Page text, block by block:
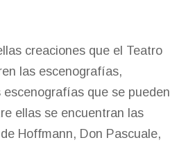
creaciones que el Teatro
las escenografías,
que se pueden
ellas se encuentran las
Hoffmann, Don Pascuale,